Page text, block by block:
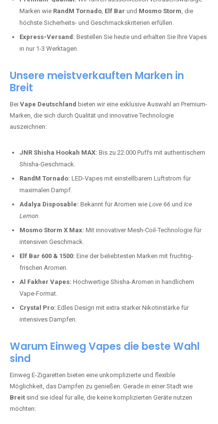
Marken wie RandM Tornado, Elf Bar und Mosmo Storm, die
höchste Sicherheits- und Geschmackskriterien erfüllen.
Express-Versand: Bestellen Sie heute und erhalten Sie Ihre Vapes
in nur 1-3 Werktagen.
Unsere meistverkauften Marken in
Breit
Bei Vape Deutschland bieten wir eine exklusive Auswahl an Premium-
Marken, die sich durch Qualität und innovative Technologie
auszeichnen:
JNR Shisha Hookah MAX: Bis zu 22.000 Puffs mit authentischem
Shisha-Geschmack.
RandM Tornado: LED-Vapes mit einstellbarem Luftstrom für
maximalen Dampf.
Adalya Disposable: Bekannt für Aromen wie Love 66 und Ice
Lemon.
Mosmo Storm X Max: Mit innovativer Mesh-Coil-Technologie für
intensiven Geschmack.
Elf Bar 600 & 1500: Eine der beliebtesten Marken mit fruchtig-
frischen Aromen.
Al Fakher Vapes: Hochwertige Shisha-Aromen in handlichem
Vape-Format.
Crystal Pro: Edles Design mit extra starker Nikotinstärke für
intensives Dampfen.
Warum Einweg Vapes die beste Wahl
sind
Einweg E-Zigaretten bieten eine unkomplizierte und flexible
Möglichkeit, das Dampfen zu genießen. Gerade in einer Stadt wie
Breit sind sie ideal für alle, die keine komplizierten Geräte nutzen
möchten: